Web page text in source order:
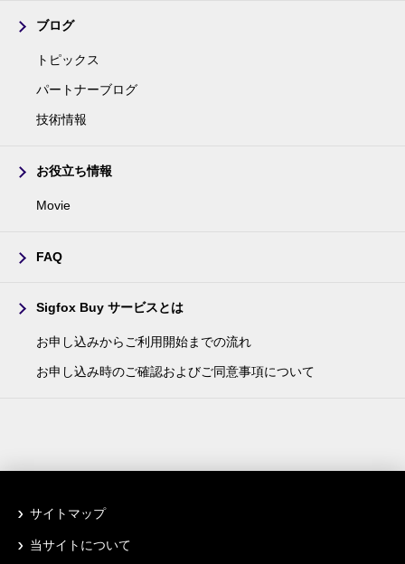
ブログ
トピックス
パートナーブログ
技術情報
お役立ち情報
Movie
FAQ
Sigfox Buy サービスとは
お申し込みからご利用開始までの流れ
お申し込み時のご確認およびご同意事項について
サイトマップ
当サイトについて